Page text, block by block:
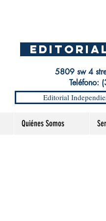
5809 sw 4
Teléfono:
Editorial
Quiénes Somos